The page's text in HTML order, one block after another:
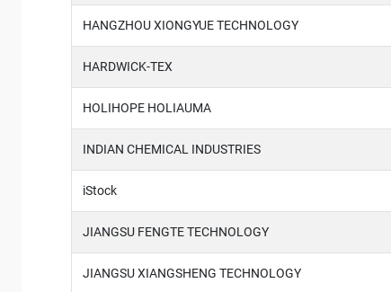
HANGZHOU XIONGYUE TECHNOLOGY
HARDWICK-TEX
HOLIHOPE HOLIAUMA
INDIAN CHEMICAL INDUSTRIES
iStock
JIANGSU FENGTE TECHNOLOGY
JIANGSU XIANGSHENG TECHNOLOGY